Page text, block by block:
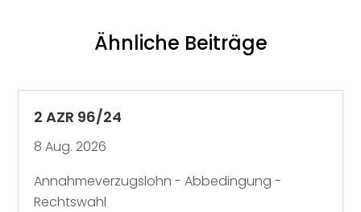
Ähnliche Beiträge
2 AZR 96/24
8 Aug. 2026
Annahmeverzugslohn - Abbedingung -
Rechtswahl